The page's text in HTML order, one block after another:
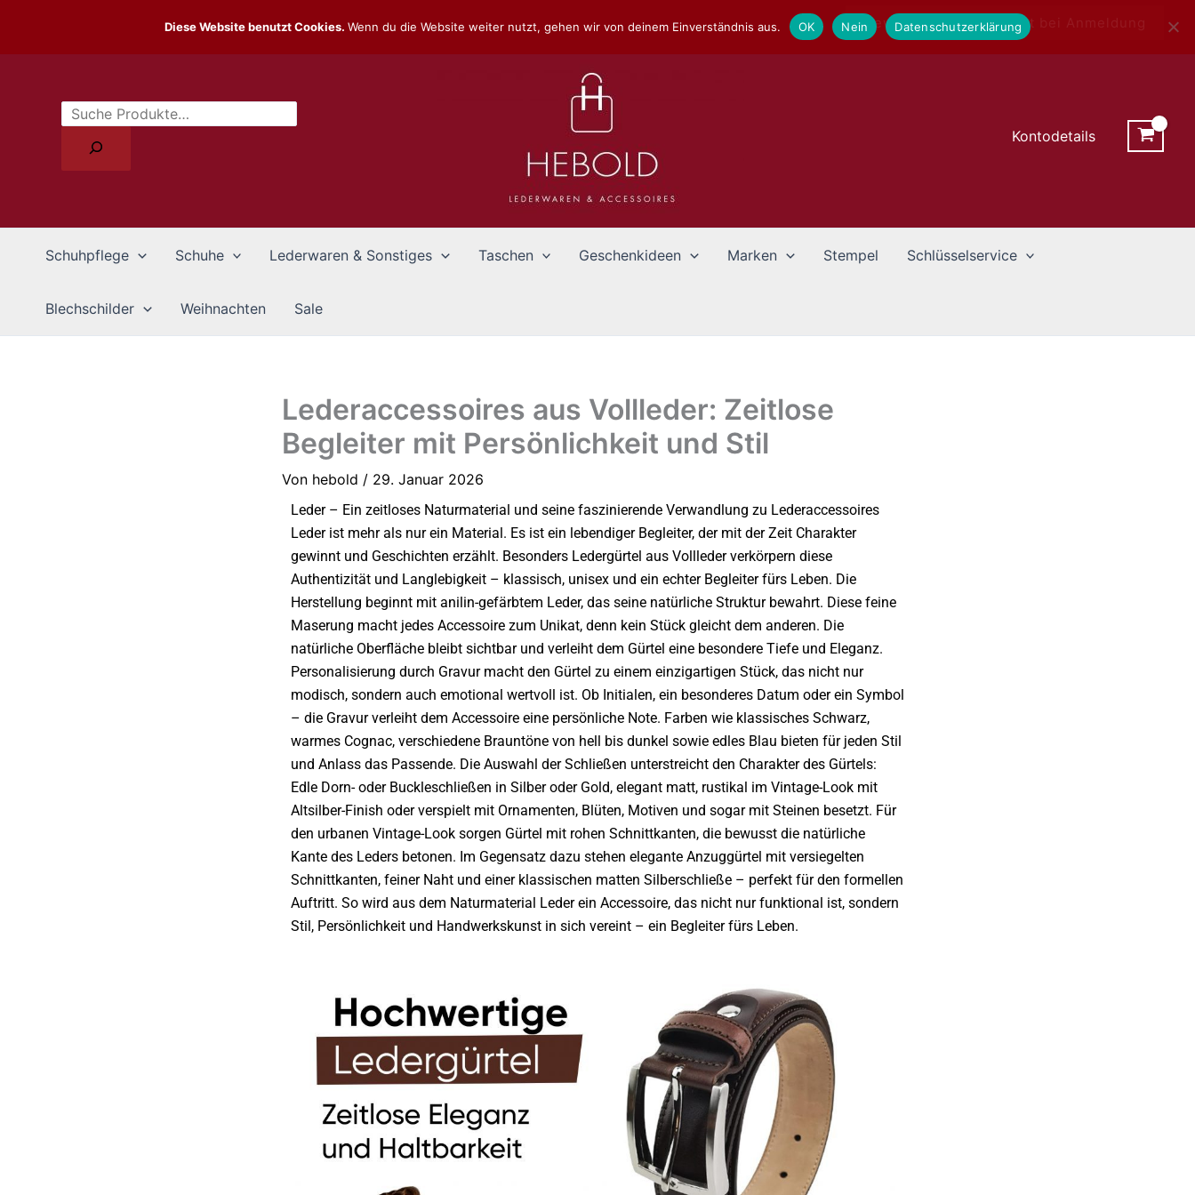
springen
Newsletter - 10% Rabatt bei Anmeldung
Suchen
Kontodetails
Schuhpflege Schuhe Lederwaren & Sonstiges Taschen Geschenkideen Marken Stempel Schlüsselservice
Blechschilder Weihnachten Sale
Lederaccessoires aus Vollleder: Zeitlose
Begleiter mit Persönlichkeit und Stil
Von hebold / 29. Januar 2026
Leder – Ein zeitloses Naturmaterial und seine faszinierende Verwandlung zu Lederaccessoires
Leder ist mehr als nur ein Material. Es ist ein lebendiger Begleiter, der mit der Zeit Charakter
gewinnt und Geschichten erzählt. Besonders Ledergürtel aus Vollleder verkörpern diese
Authentizität und Langlebigkeit – klassisch, unisex und ein echter Begleiter fürs Leben. Die
Herstellung beginnt mit anilin-gefärbtem Leder, das seine natürliche Struktur bewahrt. Diese feine
Maserung macht jedes Accessoire zum Unikat, denn kein Stück gleicht dem anderen. Die
natürliche Oberfläche bleibt sichtbar und verleiht dem Gürtel eine besondere Tiefe und Eleganz.
Personalisierung durch Gravur macht den Gürtel zu einem einzigartigen Stück, das nicht nur
modisch, sondern auch emotional wertvoll ist. Ob Initialen, ein besonderes Datum oder ein Symbol
– die Gravur verleiht dem Accessoire eine persönliche Note. Farben wie klassisches Schwarz,
warmes Cognac, verschiedene Brauntöne von hell bis dunkel sowie edles Blau bieten für jeden Stil
und Anlass das Passende. Die Auswahl der Schließen unterstreicht den Charakter des Gürtels:
Edle Dorn- oder Buckleschließen in Silber oder Gold, elegant matt, rustikal im Vintage-Look mit
Altsilber-Finish oder verspielt mit Ornamenten, Blüten, Motiven und sogar mit Steinen besetzt. Für
den urbanen Vintage-Look sorgen Gürtel mit rohen Schnittkanten, die bewusst die natürliche
Kante des Leders betonen. Im Gegensatz dazu stehen elegante Anzuggürtel mit versiegelten
Schnittkanten, feiner Naht und einer klassischen matten Silberschließe – perfekt für den formellen
Auftritt. So wird aus dem Naturmaterial Leder ein Accessoire, das nicht nur funktional ist, sondern
Stil, Persönlichkeit und Handwerkskunst in sich vereint – ein Begleiter fürs Leben.
Diese Website benutzt Cookies. Wenn du die Website weiter nutzt, gehen wir von deinem Einverständnis aus. OK Nein Datenschutzerklärung